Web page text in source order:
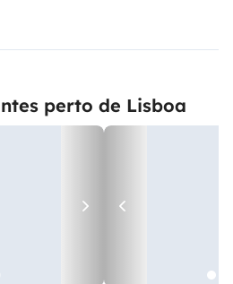
perto de Lisboa